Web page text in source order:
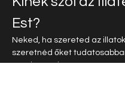
Est?
Neked, ha szereted az
szeretnéd őket
megismerni.